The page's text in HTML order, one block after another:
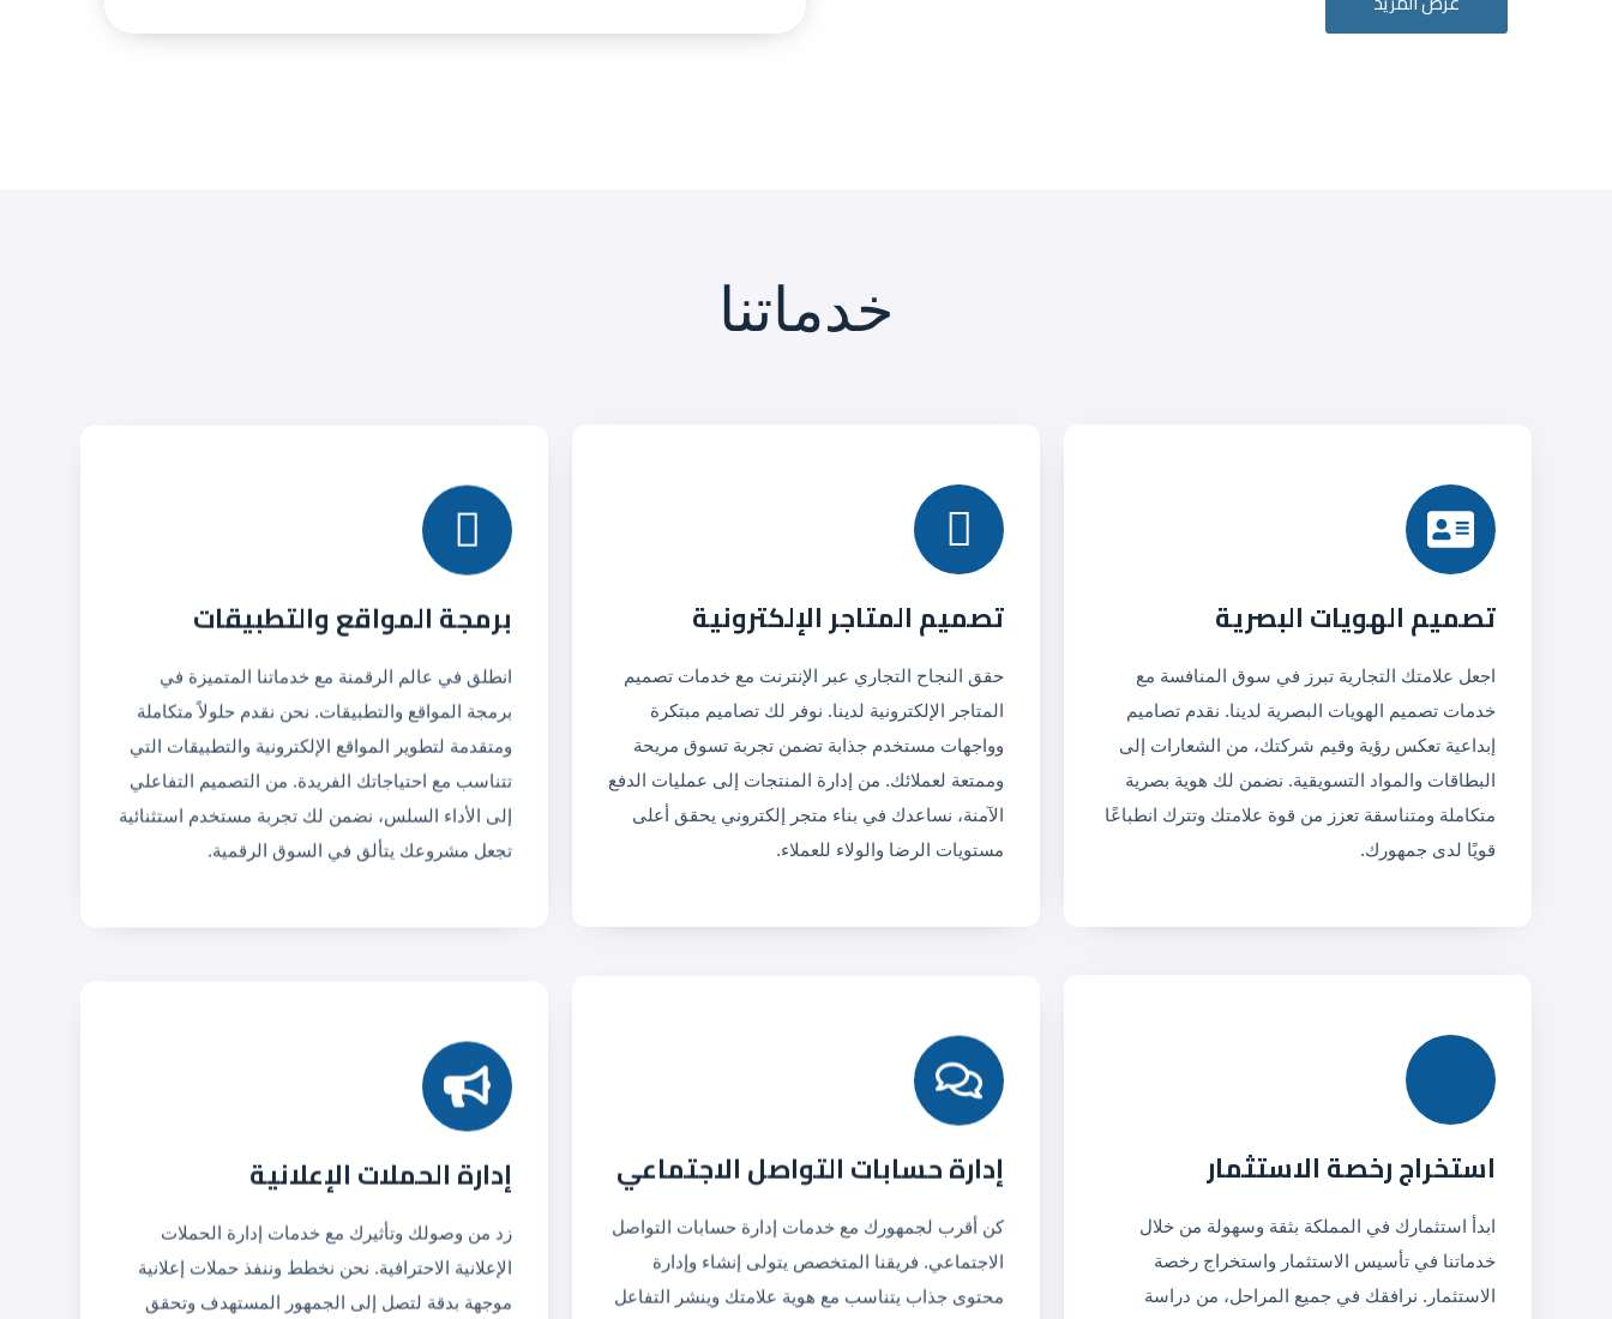
خدماتنا
تصميم الهويات البصرية
اجعل علامتك التجارية تبرز في سوق المنافسة مع
خدمات تصميم الهويات البصرية لدينا. نقدم تصاميم
إبداعية تعكس رؤية وقيم شركتك، من الشعارات إلى
البطاقات والمواد التسويقية. نضمن لك هوية بصرية
متكاملة ومتناسقة تعزز من قوة علامتك وتترك انطباعًا
قويًا لدى جمهورك.
تصميم المتاجر الإلكترونية
حقق النجاح التجاري عبر الإنترنت مع خدمات تصميم
المتاجر الإلكترونية لدينا. نوفر لك تصاميم مبتكرة
وواجهات مستخدم جذابة تضمن تجربة تسوق مريحة
وممتعة لعملائك. من إدارة المنتجات إلى عمليات الدفع
الآمنة، نساعدك في بناء متجر إلكتروني يحقق أعلى
مستويات الرضا والولاء للعملاء.
برمجة المواقع والتطبيقات
انطلق في عالم الرقمنة مع خدماتنا المتميزة في
برمجة المواقع والتطبيقات. نحن نقدم حلولاً متكاملة
ومتقدمة لتطوير المواقع الإلكترونية والتطبيقات التي
تتناسب مع احتياجاتك الفريدة. من التصميم التفاعلي
إلى الأداء السلس، نضمن لك تجربة مستخدم استثنائية
تجعل مشروعك يتألق في السوق الرقمية.
استخراج رخصة الاستثمار
ابدأ استثمارك في المملكة بثقة وسهولة من خلال
خدماتنا في تأسيس الاستثمار واستخراج رخصة
الاستثمار. نرافقك في جميع المراحل، من دراسة
إدارة حسابات التواصل الاجتماعي
كن أقرب لجمهورك مع خدمات إدارة حسابات التواصل
الاجتماعي. فريقنا المتخصص يتولى إنشاء وإدارة
محتوى جذاب يتناسب مع هوية علامتك وينشر التفاعل
إدارة الحملات الإعلانية
زد من وصولك وتأثيرك مع خدمات إدارة الحملات
الإعلانية الاحترافية. نحن نخطط وننفذ حملات إعلانية
موجهة بدقة لتصل إلى الجمهور المستهدف وتحقق